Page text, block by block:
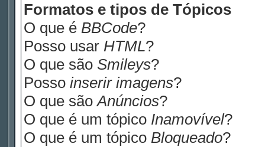
Formatos e tipos de Tópicos
O que é BBCode?
Posso usar HTML?
O que são Smileys?
Posso inserir imagens?
O que sãoAnúncios?
O que é um tópico Inamovível?
O que é um tópico Bloqueado?